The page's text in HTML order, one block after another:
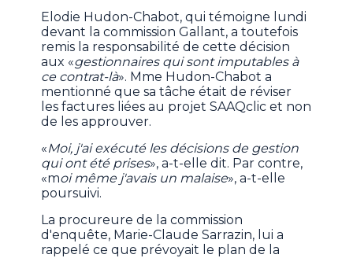
Elodie Hudon-Chabot, qui témoigne lundi
devant la commission Gallant, a toutefois
remis la responsabilité de cette décision
aux «gestionnaires qui sont imputables à
ce contrat-là». Mme Hudon-Chabot a
mentionné que sa tâche était de réviser
les factures liées au projet SAAQclic et non
de les approuver.
«Moi, j'ai exécuté les décisions de gestion
qui ont été prises», a-t-elle dit. Par contre,
«moi même j'avais un malaise», a-t-elle
poursuivi.
La procureure de la commission
d'enquête, Marie-Claude Sarrazin, lui a
rappelé ce que prévoyait le plan de la